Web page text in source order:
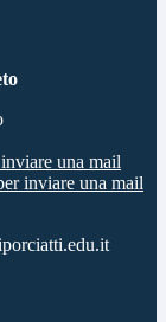
una mail
inviare una mail